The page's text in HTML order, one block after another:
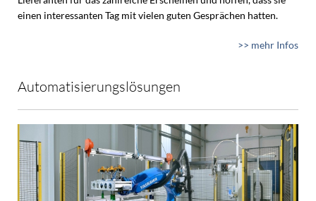
einen interessanten Tag mit vielen guten Gesprächen hatten.
>> mehr Infos
Automatisierungslösungen